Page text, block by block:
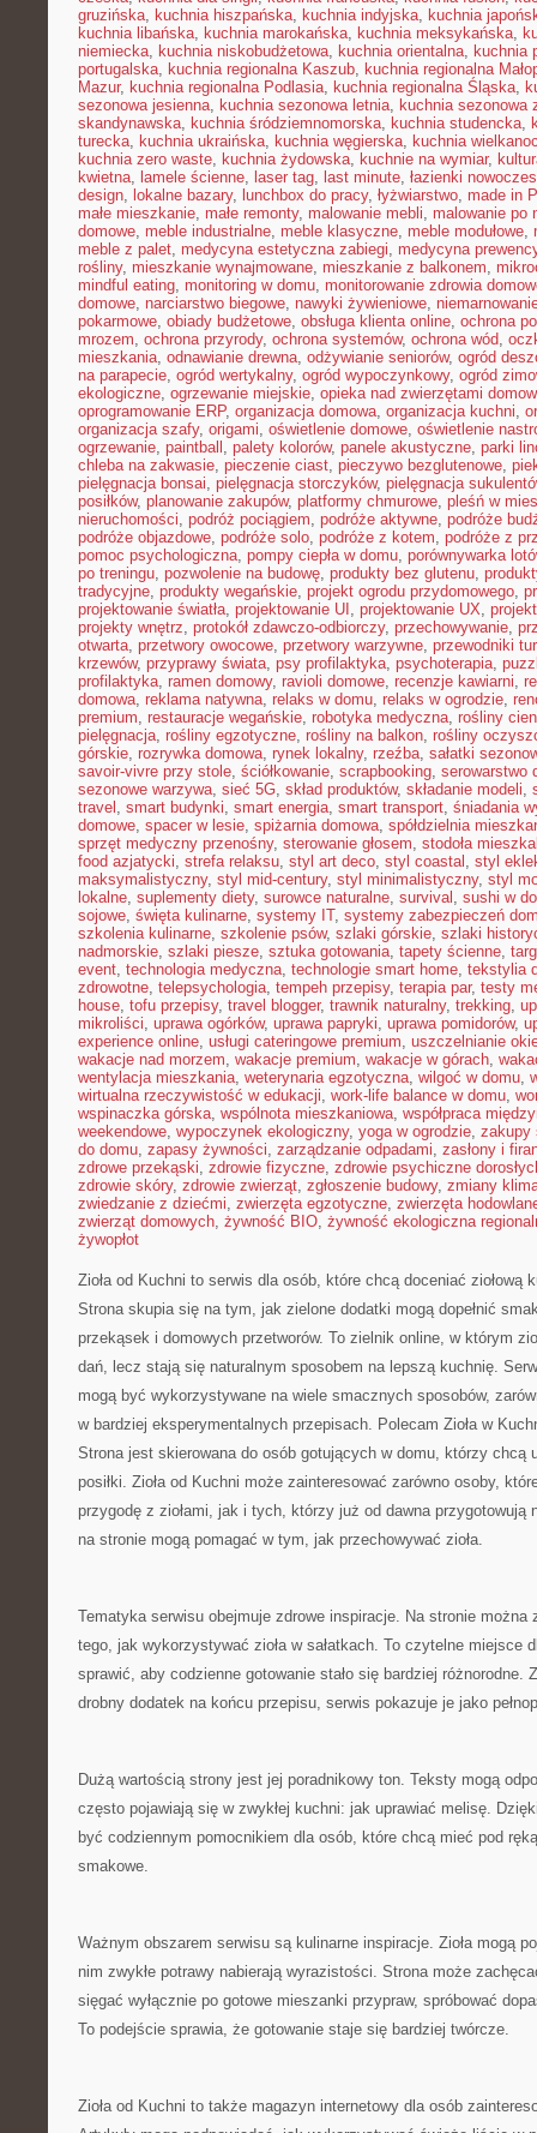
gruzińska, kuchnia hiszpańska, kuchnia indyjska, kuchnia
kuchnia libańska, kuchnia marokańska, kuchnia meksykańska,
niemiecka, kuchnia niskobudżetowa, kuchnia orientalna, kuchnia
portugalska, kuchnia regionalna Kaszub, kuchnia regionalna
Mazur, kuchnia regionalna Podlasia, kuchnia regionalna Śląska,
sezonowa jesienna, kuchnia sezonowa letnia, kuchnia sezonowa
skandynawska, kuchnia śródziemnomorska, kuchnia studencka,
turecka, kuchnia ukraińska, kuchnia węgierska, kuchnia
kuchnia zero waste, kuchnia żydowska, kuchnie na wymiar,
kwietna, lamele ścienne, laser tag, last minute, łazienki
design, lokalne bazary, lunchbox do pracy, łyżwiarstwo, made in
małe mieszkanie, małe remonty, malowanie mebli, malowanie po
domowe, meble industrialne, meble klasyczne, meble modułowe,
meble z palet, medycyna estetyczna zabiegi, medycyna
rośliny, mieszkanie wynajmowane, mieszkanie z balkonem,
mindful eating, monitoring w domu, monitorowanie zdrowia
domowe, narciarstwo biegowe, nawyki żywieniowe,
pokarmowe, obiady budżetowe, obsługa klienta online, ochrona
mrozem, ochrona przyrody, ochrona systemów, ochrona wód,
mieszkania, odnawianie drewna, odżywianie seniorów, ogród
na parapecie, ogród wertykalny, ogród wypoczynkowy, ogród
ekologiczne, ogrzewanie miejskie, opieka nad zwierzętami
oprogramowanie ERP, organizacja domowa, organizacja kuchni,
organizacja szafy, origami, oświetlenie domowe, oświetlenie
ogrzewanie, paintball , palety kolorów, panele akustyczne, parki
chleba na zakwasie, pieczenie ciast, pieczywo bezglutenowe,
pielęgnacja bonsai, pielęgnacja storczyków, pielęgnacja
posiłków, planowanie zakupów, platformy chmurowe, pleśń w
nieruchomości, podróż pociągiem, podróże aktywne, podróże
podróże objazdowe, podróże solo, podróże z kotem, podróże z
pomoc psychologiczna, pompy ciepła w domu, porównywarka
po treningu, pozwolenie na budowę, produkty bez glutenu,
tradycyjne, produkty wegańskie, projekt ogrodu przydomowego,
projektowanie światła, projektowanie UI , projektowanie UX,
projekty wnętrz, protokół zdawczo-odbiorczy, przechowywanie,
otwarta, przetwory owocowe, przetwory warzywne, przewodniki
krzewów, przyprawy świata, psy profilaktyka, psychoterapia,
profilaktyka, ramen domowy, ravioli domowe, recenzje kawiarni,
domowa, reklama natywna, relaks w domu, relaks w ogrodzie,
premium, restauracje wegańskie, robotyka medyczna, rośliny
pielęgnacja, rośliny egzotyczne, rośliny na balkon, rośliny
górskie, rozrywka domowa, rynek lokalny, rzeźba, sałatki
savoir-vivre przy stole, ściółkowanie, scrapbooking, serowarstwo
sezonowe warzywa, sieć 5G, skład produktów, składanie modeli,
travel , smart budynki, smart energia, smart transport, śniadania
domowe, spacer w lesie, spiżarnia domowa, spółdzielnia
sprzęt medyczny przenośny, sterowanie głosem, stodoła
food azjatycki, strefa relaksu, styl art deco, styl coastal , styl
maksymalistyczny, styl mid-century, styl minimalistyczny, styl
lokalne, suplementy diety, surowce naturalne, survival , sushi w
sojowe, święta kulinarne, systemy IT, systemy zabezpieczeń
szkolenia kulinarne, szkolenie psów, szlaki górskie, szlaki
nadmorskie, szlaki piesze, sztuka gotowania, tapety ścienne,
event, technologia medyczna, technologie smart home, tekstylia
zdrowotne, telepsychologia, tempeh przepisy, terapia par, testy
house, tofu przepisy, travel blogger, trawnik naturalny, trekking,
mikroliści, uprawa ogórków, uprawa papryki, uprawa pomidorów,
experience online, usługi cateringowe premium, uszczelnianie
wakacje nad morzem, wakacje premium, wakacje w górach,
wentylacja mieszkania, weterynaria egzotyczna, wilgoć w domu,
wirtualna rzeczywistość w edukacji, work-life balance w domu,
wspinaczka górska, wspólnota mieszkaniowa, współpraca
weekendowe, wypoczynek ekologiczny, yoga w ogrodzie, zakupy
do domu, zapasy żywności, zarządzanie odpadami, zasłony i
zdrowe przekąski, zdrowie fizyczne, zdrowie psychiczne
zdrowie skóry, zdrowie zwierząt, zgłoszenie budowy, zmiany
zwiedzanie z dziećmi, zwierzęta egzotyczne, zwierzęta
zwierząt domowych, żywność BIO, żywność ekologiczna
żywopłot
Zioła od Kuchni to serwis dla osób, które chcą doceniać ziołową
Strona skupia się na tym, jak zielone dodatki mogą dopełnić
przekąsek i domowych przetworów. To zielnik online, w którym
dań, lecz stają się naturalnym sposobem na lepszą kuchnię.
mogą być wykorzystywane na wiele smacznych sposobów,
w bardziej eksperymentalnych przepisach. Polecam Zioła w
Strona jest skierowana do osób gotujących w domu, którzy chcą
posiłki. Zioła od Kuchni może zainteresować zarówno osoby,
przygodę z ziołami, jak i tych, którzy już od dawna przygotowują
na stronie mogą pomagać w tym, jak przechowywać zioła.
Tematyka serwisu obejmuje zdrowe inspiracje. Na stronie można
tego, jak wykorzystywać zioła w sałatkach. To czytelne miejsce
sprawić, aby codzienne gotowanie stało się bardziej różnorodne.
drobny dodatek na końcu przepisu, serwis pokazuje je jako
Dużą wartością strony jest jej poradnikowy ton. Teksty mogą
często pojawiają się w zwykłej kuchni: jak uprawiać melisę.
być codziennym pomocnikiem dla osób, które chcą mieć pod
smakowe.
Ważnym obszarem serwisu są kulinarne inspiracje. Zioła mogą
nim zwykłe potrawy nabierają wyrazistości. Strona może
sięgać wyłącznie po gotowe mieszanki przypraw, spróbować
To podejście sprawia, że gotowanie staje się bardziej twórcze.
Zioła od Kuchni to także magazyn internetowy dla osób